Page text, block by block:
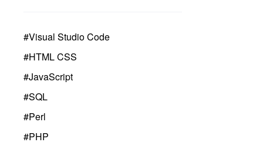
#Visual Studio Code
#HTML CSS
#JavaScript
#SQL
#Perl
#PHP